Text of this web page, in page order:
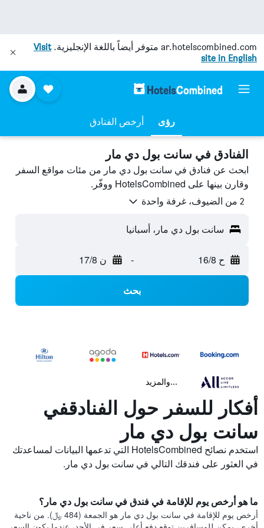
ar.hotelscombined.com متوفر أيضاً باللغة الإنجليزية.Visit
site in English
رؤى أرخص الفنادق
الفنادق في سانت بول دي مار
ابحث عن فنادق في سانت بول دي مار من مئات مواقع السفر
وقارن بينها على HotelsCombined ووفّر.
2 من الضيوف، غرفة واحدة
سانت بول دي مار، أسبانيا
ح 16/8 - ن 17/8
بحث
...والمزيد
أفكار للسفر حول الفنادقفي
سانت بول دي مار
استخدم نصائح HotelsCombined التي تدعمها البيانات لمساعدتك
في العثور على فندقك التالي في سانت بول دي مار.
ما هو أرخص يوم للإقامة في فندق في سانت بول دي مار؟
أرخص يوم للإقامة في سانت بول دي مار هو الجمعة (484 ﷼). من ناحية